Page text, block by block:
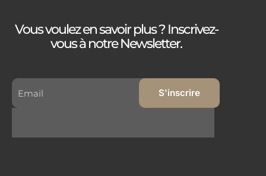
Vous voulez en savoir plus ? Inscrivez-
vous à notre Newsletter.